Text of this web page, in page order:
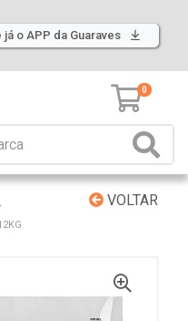
já o APP da Guaraves
0
VOLTAR